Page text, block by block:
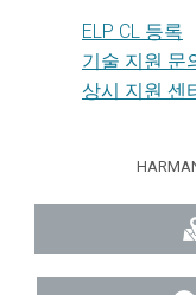
ELP CL 등록
기술 지원 문
상시 지원 센